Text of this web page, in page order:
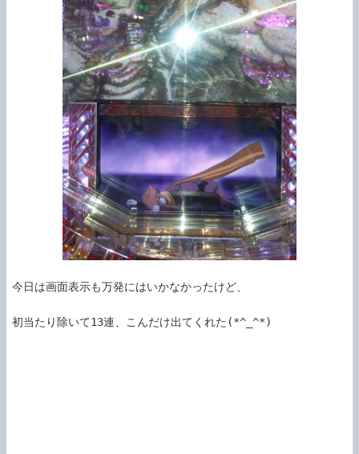
今日は画面表示も万発にはいかなかったけど、
初当たり除いて13連、こんだけ出てくれた(*^_^*)